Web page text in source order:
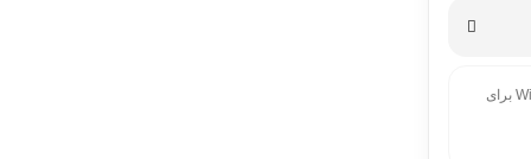
این ممکن است به دلیل دانلود ناقص فایل باشد. در این صورت، باید فایل را دوباره دانلود کرده و سپس تلاش کنید آن را باز کنید. اگر درست نشد از آخرین نسخه نرم افزار WinRar برای